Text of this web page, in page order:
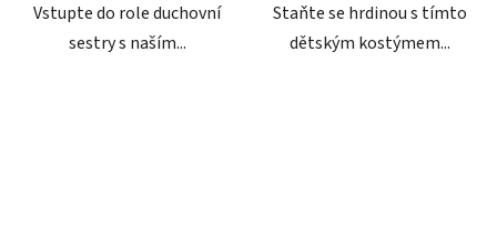
Vstupte do role duchovní
sestry s naším...
Staňte se hrdinou s tímto
dětským kostýmem...